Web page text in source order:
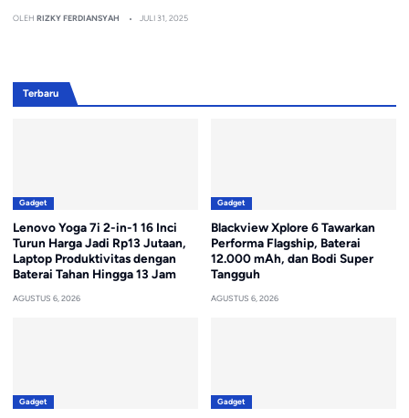
OLEH RIZKY FERDIANSYAH JULI 31, 2025
Terbaru
Gadget
Lenovo Yoga 7i 2-in-1 16 Inci
Turun Harga Jadi Rp13 Jutaan,
Laptop Produktivitas dengan
Baterai Tahan Hingga 13 Jam
AGUSTUS 6, 2026
Gadget
Blackview Xplore 6 Tawarkan
Performa Flagship, Baterai
12.000 mAh, dan Bodi Super
Tangguh
AGUSTUS 6, 2026
Gadget Gadget